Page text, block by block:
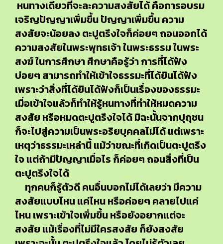
หนทางเดียวที่จะละความสงสัยได้ คือการอบรม
เจริญปัญญาเพิ่มขึ้น ปัญญาเพิ่มขึ้น ความ
สงสัยจะน้อยลง ตะปูตรึงใจก็ค่อยๆ ถอนออกได้
ความสงสัยในพระพุทธเจ้า ในพระธรรม ในพระ
สงฆ์ ในการศึกษา ศึกษาคือรู้ว่า การที่ได้ฟัง
บ่อยๆ สามารถทำให้เข้าใจธรรมะที่ได้ยินได้ฟัง
เพราะว่าสิ่งที่ได้ยินได้ฟังก็เป็นเรื่องของธรรมะ
เมื่อเข้าใจแล้วก็ทำให้รู้หนทางที่ทำให้หมดความ
สงสัย หรือหมดตะปูตรึงใจได้ มิฉะนั้นจากปุถุชน
ก็จะไปสู่ความเป็นพระอริยบุคคลไม่ได้ แต่เพราะ
เหตุว่าธรรมะเหล่านี้ แม้ว่าขณะที่เกิดเป็นตะปูตรึง
ใจ แต่ถ้ามีปัญญาเมื่อไร ก็ค่อยๆ ถอนสิ่งที่เป็น
ตะปูตรึงใจได้
ทุกคนก็รู้ตัวดี คนอื่นบอกไม่ได้เลยว่า มีความ
สงสัยแบบไหน แค่ไหน หรือค่อยๆ คลายไปแค่
ไหน เพราะเข้าใจเพิ่มขึ้น หรือยังอยากแต่จะ
สงสัย แม้เรื่องที่ไม่มีใครสงสัย ก็ยังสงสัย